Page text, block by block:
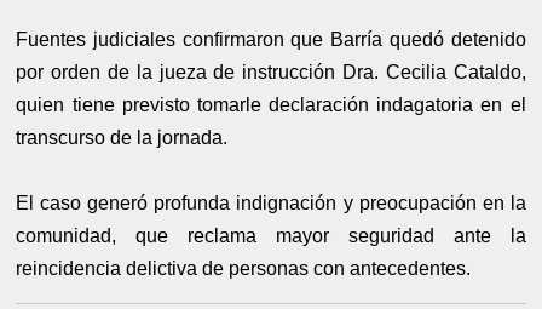
Fuentes judiciales confirmaron que Barría quedó detenido
por orden de la jueza de instrucción Dra. Cecilia Cataldo,
quien tiene previsto tomarle declaración indagatoria en el
transcurso de la jornada.
El caso generó profunda indignación y preocupación en la
comunidad, que reclama mayor seguridad ante la
reincidencia delictiva de personas con antecedentes.